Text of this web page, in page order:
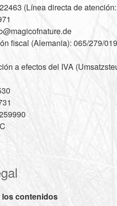
(Línea directa de
fiscal (Alemania): 065/279/
a efectos del IVA
contenidos